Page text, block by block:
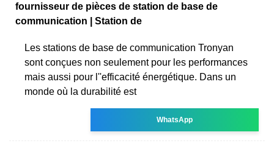
fournisseur de pièces de station de base de
communication | Station de
Les stations de base de communication Tronyan
sont conçues non seulement pour les performances
mais aussi pour l''efficacité énergétique. Dans un
monde où la durabilité est
WhatsApp